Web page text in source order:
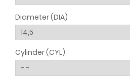
Diameter (DIA)
Cylinder (CYL)